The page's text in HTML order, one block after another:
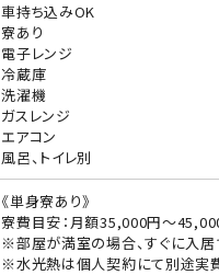
車持ち込みOK
寮あり
電子レンジ
冷蔵庫
洗濯機
ガスレンジ
エアコン
風呂、トイレ別
《単身寮あり》
寮費目安：月額35,000円〜
※部屋が満室の場合、すぐに入居
※水光熱は個人契約にて別途実